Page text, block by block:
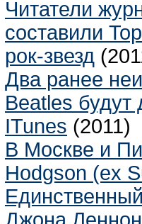
Читатели
составили
рок-звезд
Два ранее
Beatles будут
ITunes (2011)
В Москве и
Hodgson (ex